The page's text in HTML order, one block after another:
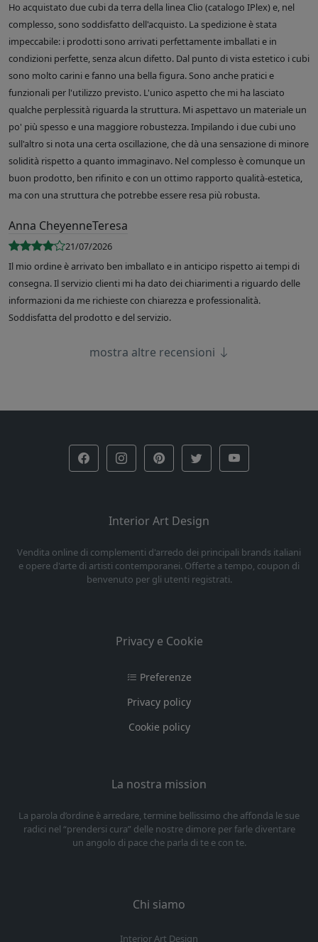
Ho acquistato due cubi da terra della linea Clio (catalogo IPlex) e, nel
complesso, sono soddisfatto dell'acquisto. La spedizione è stata
impeccabile: i prodotti sono arrivati perfettamente imballati e in
condizioni perfette, senza alcun difetto. Dal punto di vista estetico i cubi
sono molto carini e fanno una bella figura. Sono anche pratici e
funzionali per l'utilizzo previsto. L'unico aspetto che mi ha lasciato
qualche perplessità riguarda la struttura. Mi aspettavo un materiale un
po' più spesso e una maggiore robustezza. Impilando i due cubi uno
sull'altro si nota una certa oscillazione, che dà una sensazione di minore
solidità rispetto a quanto immaginavo. Nel complesso è comunque un
buon prodotto, ben rifinito e con un ottimo rapporto qualità-estetica,
ma con una struttura che potrebbe essere resa più robusta.
Anna CheyenneTeresa
21/07/2026
Il mio ordine è arrivato ben imballato e in anticipo rispetto ai tempi di
consegna. Il servizio clienti mi ha dato dei chiarimenti a riguardo delle
informazioni da me richieste con chiarezza e professionalità.
Soddisfatta del prodotto e del servizio.
mostra altre recensioni
Interior Art Design
Vendita online di complementi d'arredo dei principali brands italiani
e opere d'arte di artisti contemporanei. Offerte a tempo, coupon di
benvenuto per gli utenti registrati.
Privacy e Cookie
Preferenze
Privacy policy
Cookie policy
La nostra mission
La parola d’ordine è arredare, termine bellissimo che affonda le sue
radici nel “prendersi cura” delle nostre dimore per farle diventare
un angolo di pace che parla di te e con te.
Chi siamo
Interior Art Design